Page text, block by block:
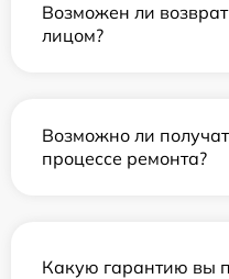
Возможен ли
лицом?
Возможно ли
процессе ремонта?
Какую гарантию вы